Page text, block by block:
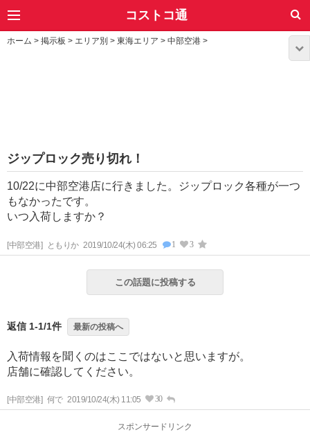
コストコ通
ホーム > 掲示板 > エリア別 > 東海エリア > 中部空港 >
ジップロック売り切れ！
10/22に中部空港店に行きました。ジップロック各種が一つ
もなかったです。
いつ入荷しますか？
[中部空港] ともりか 2019/10/24(木) 06:25 1 3
この話題に投稿する
返信 1-1/1件 最新の投稿へ
入荷情報を聞くのはここではないと思いますが。
店舗に確認してください。
[中部空港] 何で 2019/10/24(木) 11:05 30
スポンサードリンク